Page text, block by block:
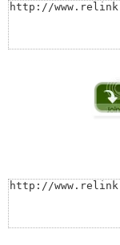
http://
http://